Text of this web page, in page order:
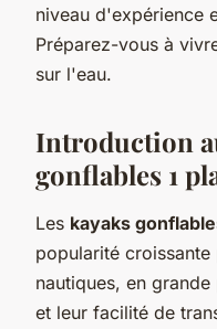
niveau d'expérience
Préparez-vous à
sur l'eau.
Introduction
gonflables 1
Les kayaks
popularité
nautiques, en
et leur facilité de